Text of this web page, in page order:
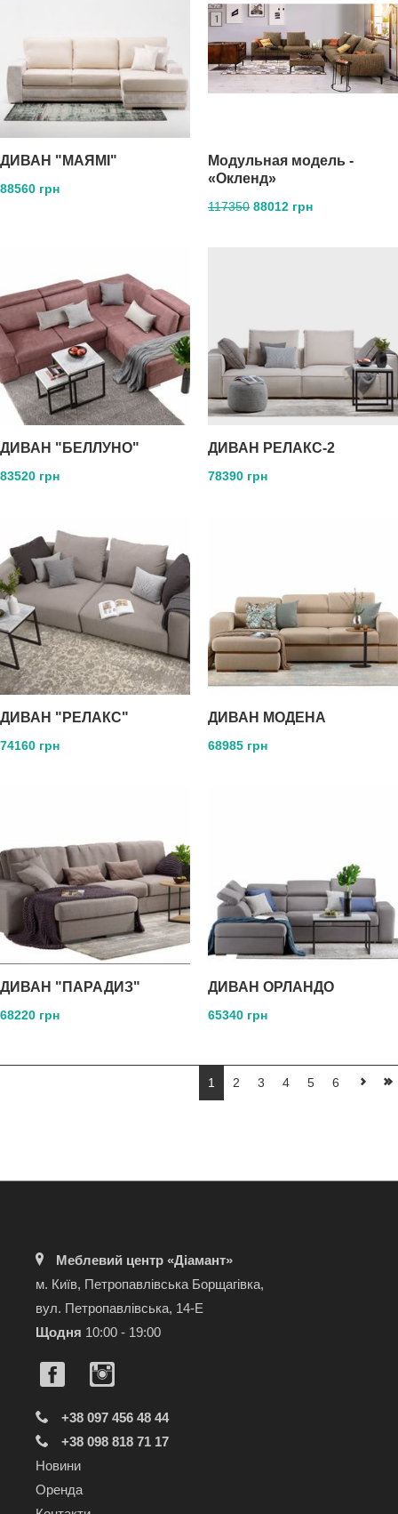
ДИВАН "МАЯМІ"
88560 грн
Модульная модель -
«Окленд»
117350 88012 грн
ДИВАН "БЕЛЛУНО"
83520 грн
ДИВАН РЕЛАКС-2
78390 грн
ДИВАН "РЕЛАКС"
74160 грн
ДИВАН МОДЕНА
68985 грн
ДИВАН "ПАРАДИЗ"
68220 грн
ДИВАН ОРЛАНДО
65340 грн
1 2 3 4 5 6
Меблевий центр «Діамант»
м. Київ, Петропавлівська Борщагівка,
вул. Петропавлівська, 14-Е
Щодня 10:00 - 19:00
+38 097 456 48 44
+38 098 818 71 17
Новини
Оренда